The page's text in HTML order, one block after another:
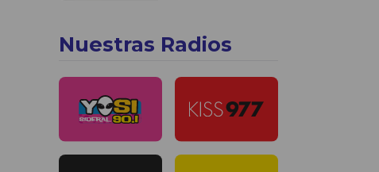
Nuestras Radios